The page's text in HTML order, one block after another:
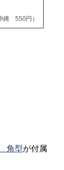
縄 550円）
角型が付属